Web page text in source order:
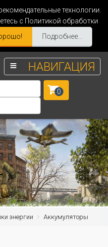
технологии.
с Политикой обработки
Подробнее...
НАВИГАЦИЯ
0
энергии Аккумуляторы